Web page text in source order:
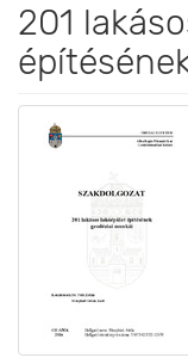
201